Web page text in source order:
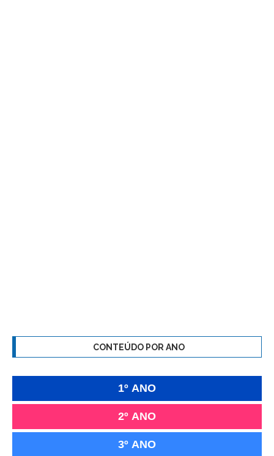
CONTEÚDO POR ANO
1º ANO
2º ANO
3º ANO